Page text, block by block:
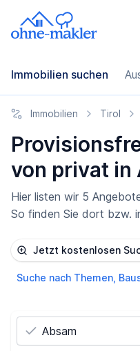
Immobilien suchen
Immobilien Tirol
von privat in
Hier listen wir 5
So finden Sie dort bzw.
Jetzt kostenlosen
Suche nach Themen,